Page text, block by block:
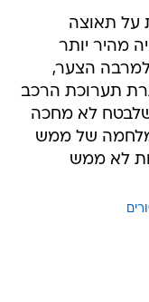
על תאוצה
שניות, שנייה מהיר יותר
למרבה הצער,
תערוכת הרכב
שלבטח לא מחכה
של ממש
לא ממש